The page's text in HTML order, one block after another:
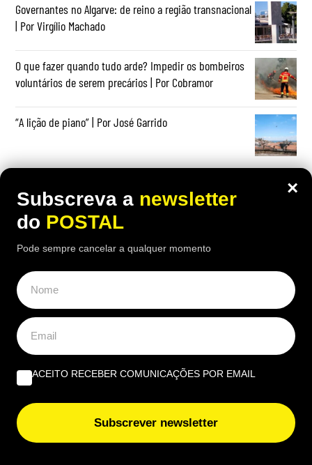
Governantes no Algarve: de reino a região transnacional
| Por Virgílio Machado
O que fazer quando tudo arde? Impedir os bombeiros
voluntários de serem precários | Por Cobramor
“A lição de piano” | Por José Garrido
“Quais as novas regras para a reparação dos produtos?”
Beatriz Garcia, 40 Anos de ECoCs, a família Ecoc e a
Next Culture | Por João Palmeiro
×
Subscreva a newsletter
do POSTAL
Pode sempre cancelar a qualquer momento
ACEITO RECEBER COMUNICAÇÕES POR EMAIL
Subscrever newsletter